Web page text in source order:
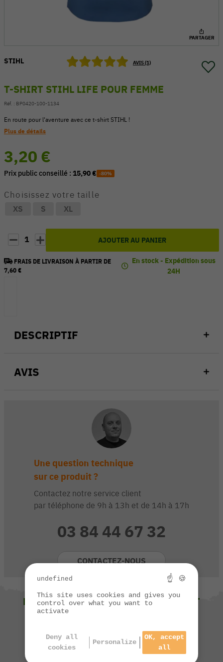
V
PARTAGER
DESCRIPTIF
AVIS
STIHL AVIS (1)
T-SHIRT STIHL LIFE POUR FEMME
Réf. : BP0420-100-1134
En route pour l'aventure avec ce t-shirt STIHL !
Plus de détails
3,20 €
Prix public conseillé : 15,90 € -80%
Choisissez votre taille
XS S XL
1 AJOUTER AU PANIER
FRAIS DE LIVRAISON À PARTIR DE
7,60 €
En stock - Expédition sous
24H
Une question technique
sur ce produit ?
Contactez notre service client
par téléphone de 9h à 13h et de 14h à 17h
03 84 44 67 32
CONTACTEZ-NOUS
NOUS VOUS SUGGÉRONS ÉGALEMENT
undefined ☝ 🍪
This site uses cookies and gives you
control over what you want to
activate
Deny all
cookies
Personalize
OK, accept
all